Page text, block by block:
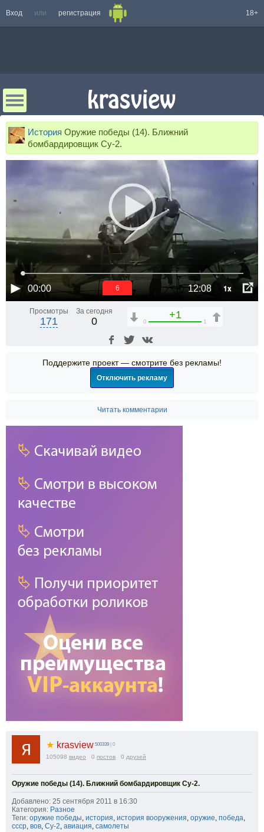
Вход или регистрация 18+
История Оружие победы (14). Ближний
бомбардировщик Су-2.
00:00 12:08 1x
5
Просмотры
171
За сегодня
0
+1
0 1
Поддержите проект — смотрите без рекламы!
Отключить рекламу
Читать комментарии
★ krasview 500339 | 0
105098 видео 0 постов 0 друзей
Оружие победы (14). Ближний бомбардировщик Су-2.
Добавлено: 25 сентября 2011 в 16:30
Категория: Разное
Теги: оружие победы, история, история вооружения, оружие, победа,
ссср, вов, Су-2, авиация, самолеты